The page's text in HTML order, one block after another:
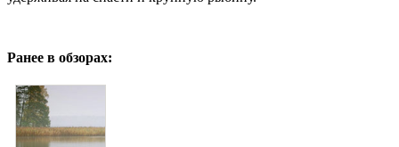
Ранее в обзорах: